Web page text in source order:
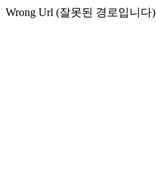
Wrong Url (잘못된 경로입니다)